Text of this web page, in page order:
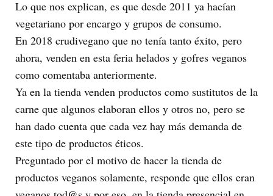
Lo que nos explican, es que desde 2011 ya hacían
vegetariano por encargo y grupos de consumo.
En 2018 crudivegano que no tenía tanto éxito, pero
ahora, venden en esta feria helados y gofres veganos
como comentaba anteriormente.
Ya en la tienda venden productos como sustitutos de la
carne que algunos elaboran ellos y otros no, pero se
han dado cuenta que cada vez hay más demanda de
este tipo de productos éticos.
Preguntado por el motivo de hacer la tienda de
productos veganos solamente, responde que ellos eran